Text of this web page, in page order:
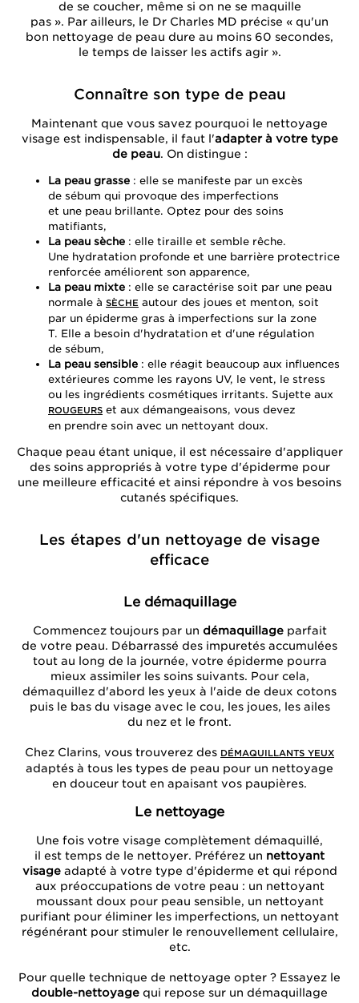
de se coucher, même si on ne se maquille
pas ». Par ailleurs, le Dr Charles MD précise « qu'un
bon nettoyage de peau dure au moins 60 secondes,
le temps de laisser les actifs agir ».
Connaître son type de peau
Maintenant que vous savez pourquoi le nettoyage
visage est indispensable, il faut l'adapter à votre type
de peau. On distingue :
La peau grasse : elle se manifeste par un excès
de sébum qui provoque des imperfections
et une peau brillante. Optez pour des soins
matifiants,
La peau sèche : elle tiraille et semble rêche.
Une hydratation profonde et une barrière protectrice
renforcée améliorent son apparence,
La peau mixte : elle se caractérise soit par une peau
normale à SÈCHE autour des joues et menton, soit
par un épiderme gras à imperfections sur la zone
T. Elle a besoin d'hydratation et d'une régulation
de sébum,
La peau sensible : elle réagit beaucoup aux influences
extérieures comme les rayons UV, le vent, le stress
ou les ingrédients cosmétiques irritants. Sujette aux
ROUGEURS et aux démangeaisons, vous devez
en prendre soin avec un nettoyant doux.
Chaque peau étant unique, il est nécessaire d'appliquer
des soins appropriés à votre type d'épiderme pour
une meilleure efficacité et ainsi répondre à vos besoins
cutanés spécifiques.
Les étapes d'un nettoyage de visage
efficace
Le démaquillage
Commencez toujours par un démaquillageparfait
de votre peau. Débarrassé des impuretés accumulées
tout au long de la journée, votre épiderme pourra
mieux assimiler les soins suivants. Pour cela,
démaquillez d'abord les yeux à l'aide de deux cotons
puis le bas du visage avec le cou, les joues, les ailes
du nez et le front.
Chez Clarins, vous trouverez des DÉMAQUILLANTS YEUX
adaptés à tous les types de peau pour un nettoyage
en douceur tout en apaisant vos paupières.
Le nettoyage
Une fois votre visage complètement démaquillé,
il est temps de le nettoyer. Préférez un nettoyant
visageadapté à votre type d'épiderme et qui répond
aux préoccupations de votre peau : un nettoyant
moussant doux pour peau sensible, un nettoyant
purifiant pour éliminer les imperfections, un nettoyant
régénérant pour stimuler le renouvellement cellulaire,
etc.
Pour quelle technique de nettoyage opter ? Essayez le
double-nettoyage qui repose sur un démaquillage